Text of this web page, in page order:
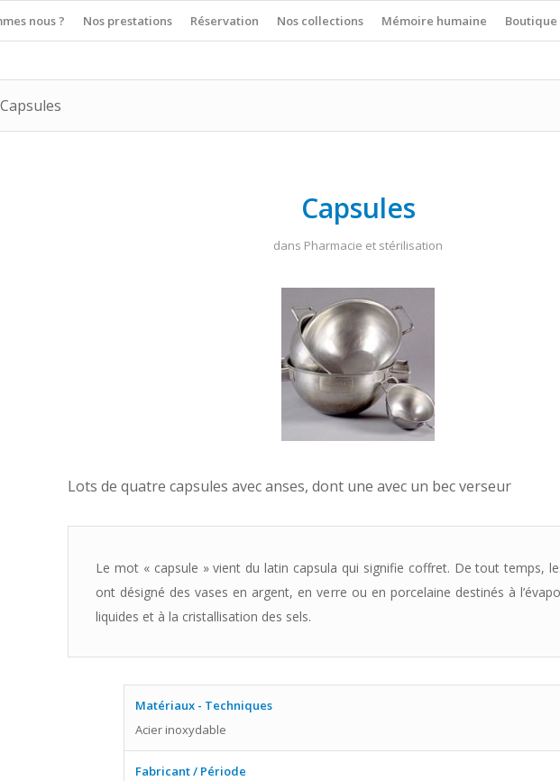
nous ? Nos prestations Réservation Nos collections Mémoire humaine Boutique
Capsules
Capsules
dans Pharmacie et stérilisation
Lots de quatre capsules avec anses, dont une avec un bec verseur
Le mot « capsule » vient du latin capsula qui signifie coffret. De tout temps,
ont désigné des vases en argent, en verre ou en porcelaine destinés à
liquides et à la cristallisation des sels.
Matériaux - Techniques
Acier inoxydable
Fabricant / Période